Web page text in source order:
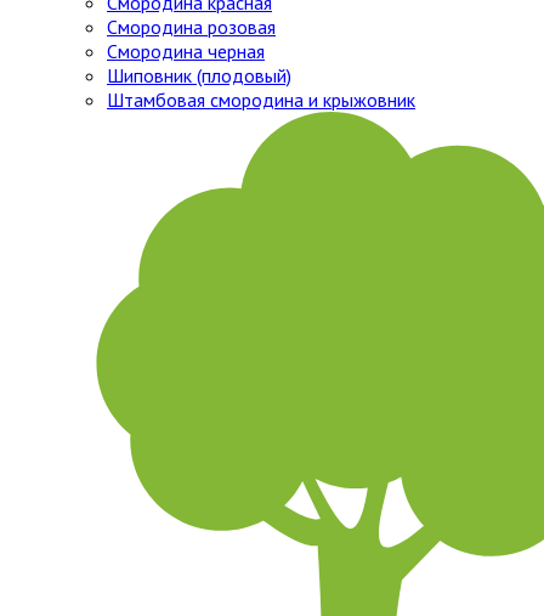
Смородина розовая
Смородина черная
Шиповник (плодовый)
Штамбовая смородина и крыжовник